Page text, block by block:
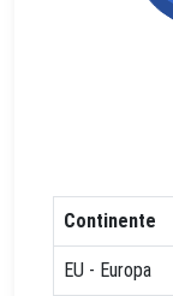
Continente
EU - Europa